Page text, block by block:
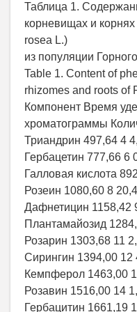
Таблица 1.
корневищах и
rosea L.)
из популяции
Table 1. Content of
rhizomes and roots of
Компонент Время
хроматограммы
Триандрин 497,64 4
Гербацетин 777,66 6
Галловая кислота
Розеин 1080,60 8
Дафнетицин 1158,42
Плантамайозид
Розарин 1303,68 11
Сирингин 1394,00 12
Кемпферол 1463,00
Розавин 1516,00 14
Гербацитин 1661,19